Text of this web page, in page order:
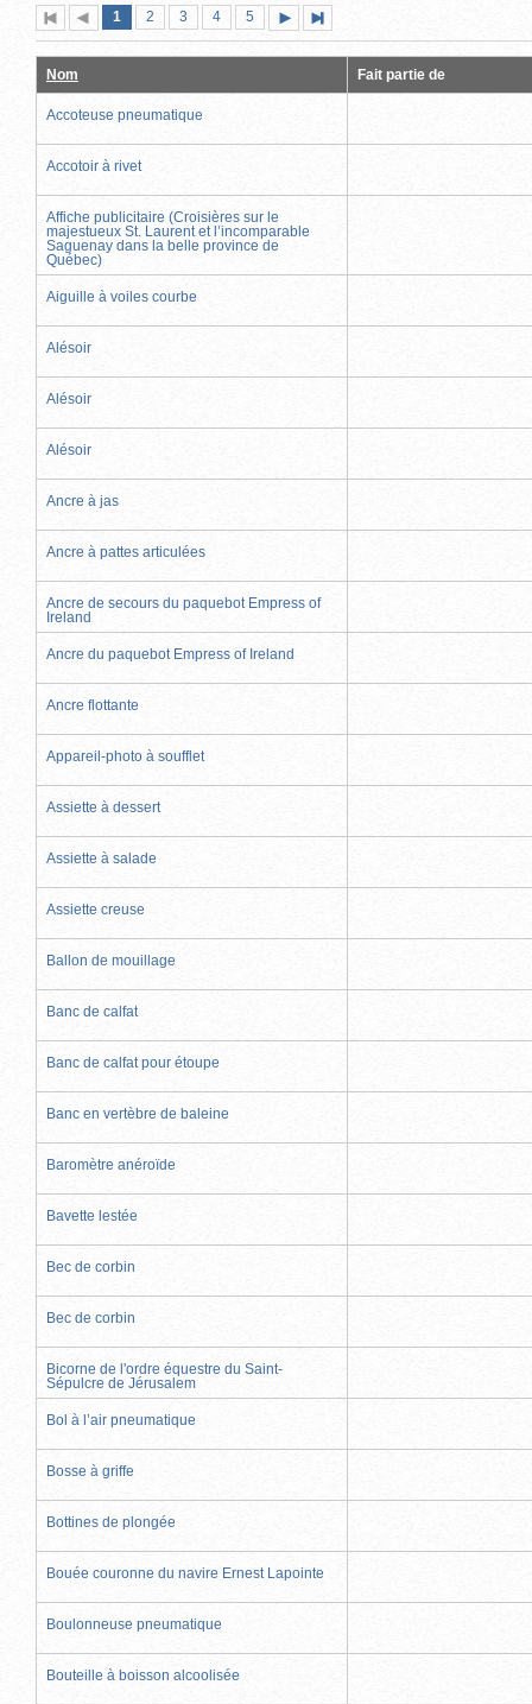
Première
page
Page
précédente
Page
1 (page
actuelle)
Page
2 Page
3 Page
4 Page
5
suivante
page
Nom Fait partie de
Accoteuse pneumatique
Accotoir à rivet
Affiche publicitaire (Croisières sur le
majestueux St. Laurent et l’incomparable
Saguenay dans la belle province de
Québec)
Aiguille à voiles courbe
Alésoir
Alésoir
Alésoir
Ancre à jas
Ancre à pattes articulées
Ancre de secours du paquebot Empress of
Ireland
Ancre du paquebot Empress of Ireland
Ancre flottante
Appareil-photo à soufflet
Assiette à dessert
Assiette à salade
Assiette creuse
Ballon de mouillage
Banc de calfat
Banc de calfat pour étoupe
Banc en vertèbre de baleine
Baromètre anéroïde
Bavette lestée
Bec de corbin
Bec de corbin
Bicorne de l'ordre équestre du Saint-
Sépulcre de Jérusalem
Bol à l’air pneumatique
Bosse à griffe
Bottines de plongée
Bouée couronne du navire Ernest Lapointe
Boulonneuse pneumatique
Bouteille à boisson alcoolisée